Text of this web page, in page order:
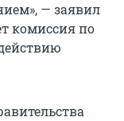
— заявил
комиссия по